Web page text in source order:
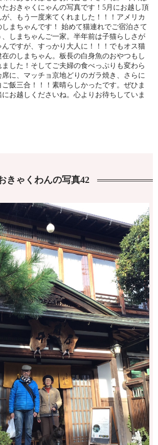
おきゃくにゃんの写真です！5月にお越し頂
、もう一度来てくれました！！！アメリカ
まちゃんです！ 始めて猫連れでご宿泊さて
しまちゃんご一家。半年前は子猫らしさが
ですが、すっかり大人に！！！でもオス猫
のしまちゃん。板長の白身魚のおやつもし
した！そしてご夫婦の食べっぷりも変わら
に、マッチョ京地どりのガラ焼き、さらに
飯三合！！！素晴らしかったです。ぜひま
お越しくださいね。心よりお待ちしていま
きゃくわんの写真42